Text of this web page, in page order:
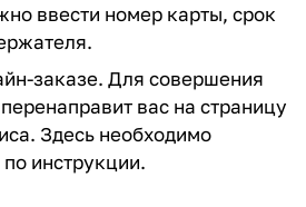
ввести номер карты, срок
заказе. Для совершения
вас на страницу
Здесь необходимо
инструкции.